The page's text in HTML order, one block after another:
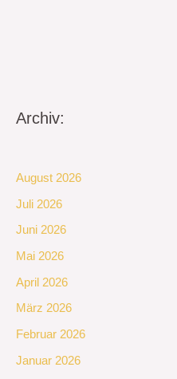
Archiv:
August 2026
Juli 2026
Juni 2026
Mai 2026
April 2026
März 2026
Februar 2026
Januar 2026